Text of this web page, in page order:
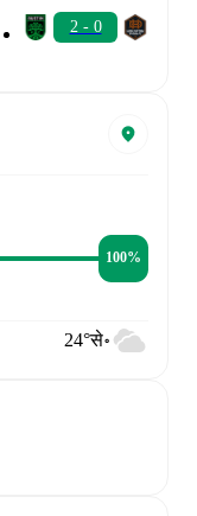
2 - 0
100%
24°से॰